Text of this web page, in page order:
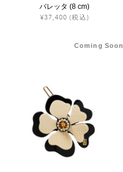
バレッタ (8 cm)
¥37,400 (税込)
Coming Soon